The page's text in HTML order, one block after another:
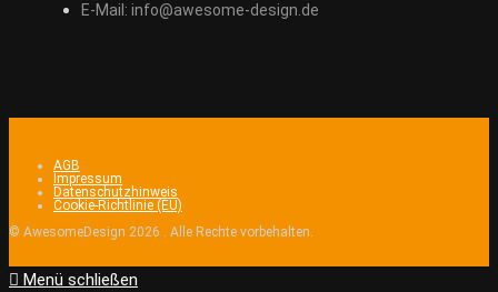
E-Mail: info@awesome-design.de
AGB
Impressum
Datenschutzhinweis
Cookie-Richtlinie (EU)
© AwesomeDesign 2026 . Alle Rechte vorbehalten.
Menü schließen